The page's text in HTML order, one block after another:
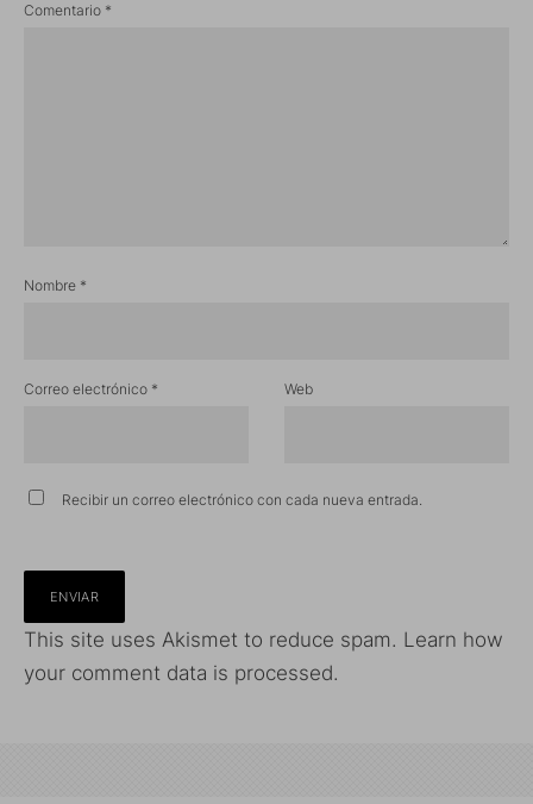
Comentario *
Nombre *
Correo electrónico * Web
Recibir un correo electrónico con cada nueva entrada.
This site uses Akismet to reduce spam. Learn how
your comment data is processed.